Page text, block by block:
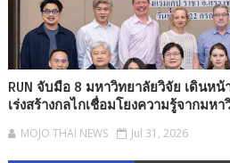
RUN จับมือ 8 มหาวิทยาลัยวิจัย เดินหน้
เร่งสร้างกลไกเชื่อมโยงความรู้จากมห
MOJO THAI NEWS Jul 31, 2026